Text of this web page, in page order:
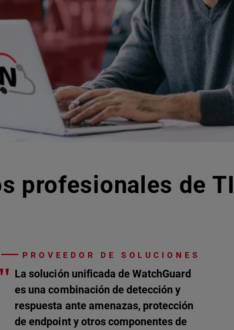
profesionales de
PROVEEDOR DE SOLUCIONES
" La solución unificada de WatchGuard
es una combinación de detección y
respuesta ante amenazas, protección
de endpoint y otros componentes de